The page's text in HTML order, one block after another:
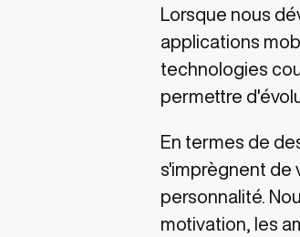
Lorsque nous
applications
technologies
permettre
En termes de
s'imprègnent de
personnalité.
motivation, les